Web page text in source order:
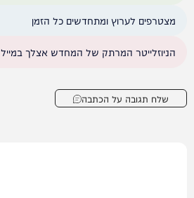
מצטרפים לערוץ ומתחדשים כל הזמן
הניוזלייטר המרתק של המחדש אצלך במייל
שלח תגובה על הכתבה